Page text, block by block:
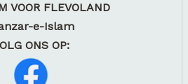
VOOR FLEVOLAND
e-Islam
ONS OP: